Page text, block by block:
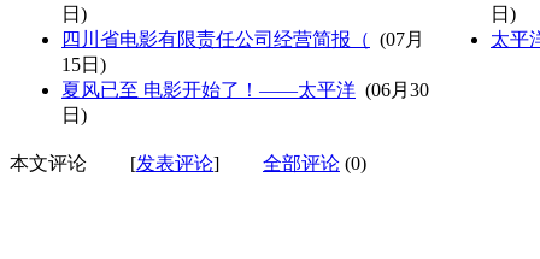
日)
四川省电影有限责任公司经营简报（ (07月
15日)
夏风已至 电影开始了！——太平洋 (06月30
日)
日)
太平
本文评论 [发表评论] 全部评论 (0)